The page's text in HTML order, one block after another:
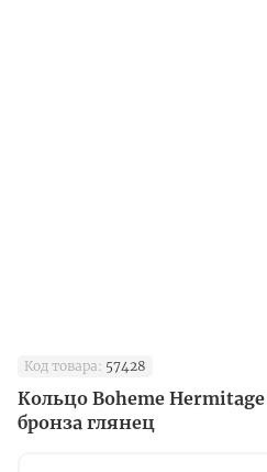
Код товара: 57428
Кольцо Boheme
бронза глянец